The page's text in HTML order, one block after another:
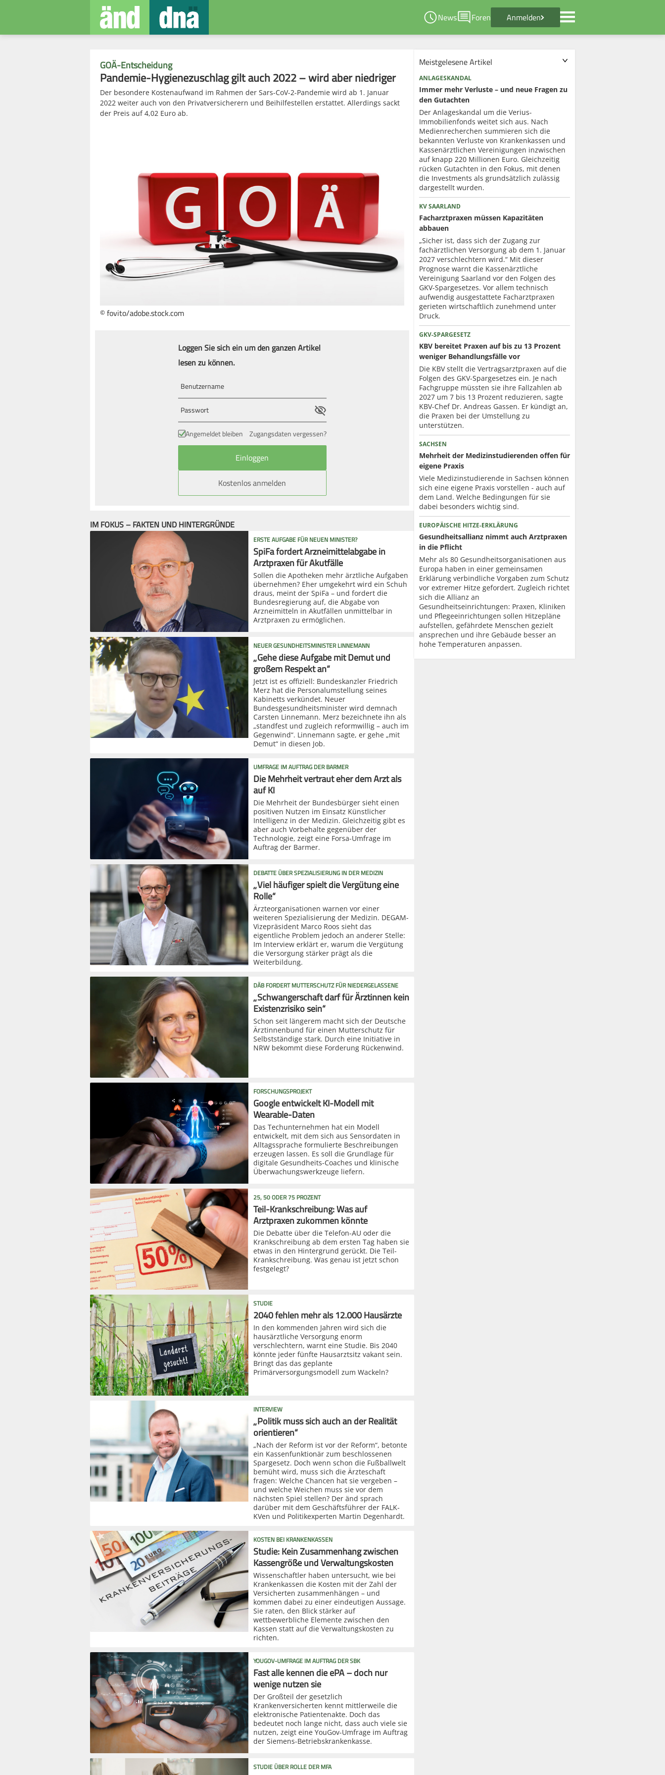
News Foren Anmelden
GOÄ-Entscheidung
Pandemie-Hygienezuschlag gilt auch 2022 – wird aber niedriger
Der besondere Kostenaufwand im Rahmen der Sars-CoV-2-Pandemie wird ab 1. Januar
2022 weiter auch von den Privatversicherern und Beihilfestellen erstattet. Allerdings sackt
der Preis auf 4,02 Euro ab.
© fovito/adobe.stock.com
Loggen Sie sich ein um den ganzen Artikel
lesen zu können.
Angemeldet bleiben Zugangsdaten vergessen?
Kostenlos anmelden
IM FOKUS – FAKTEN UND HINTERGRÜNDE
ERSTE AUFGABE FÜR NEUEN MINISTER?
SpiFa fordert Arzneimittelabgabe in
Arztpraxen für Akutfälle
Sollen die Apotheken mehr ärztliche Aufgaben
übernehmen? Eher umgekehrt wird ein Schuh
draus, meint der SpiFa – und fordert die
Bundesregierung auf, die Abgabe von
Arzneimitteln in Akutfällen unmittelbar in
Arztpraxen zu ermöglichen.
NEUER GESUNDHEITSMINISTER LINNEMANN
„Gehe diese Aufgabe mit Demut und
großem Respekt an“
Jetzt ist es offiziell: Bundeskanzler Friedrich
Merz hat die Personalumstellung seines
Kabinetts verkündet. Neuer
Bundesgesundheitsminister wird demnach
Carsten Linnemann. Merz bezeichnete ihn als
„standfest und zugleich reformwillig – auch im
Gegenwind“. Linnemann sagte, er gehe „mit
Demut“ in diesen Job.
UMFRAGE IM AUFTRAG DER BARMER
Die Mehrheit vertraut eher dem Arzt als
auf KI
Die Mehrheit der Bundesbürger sieht einen
positiven Nutzen im Einsatz Künstlicher
Intelligenz in der Medizin. Gleichzeitig gibt es
aber auch Vorbehalte gegenüber der
Technologie, zeigt eine Forsa-Umfrage im
Auftrag der Barmer.
DEBATTE ÜBER SPEZIALISIERUNG IN DER MEDIZIN
„Viel häufiger spielt die Vergütung eine
Rolle“
Ärzteorganisationen warnen vor einer
weiteren Spezialisierung der Medizin. DEGAM-
Vizepräsident Marco Roos sieht das
eigentliche Problem jedoch an anderer Stelle:
Im Interview erklärt er, warum die Vergütung
die Versorgung stärker prägt als die
Weiterbildung.
DÄB FORDERT MUTTERSCHUTZ FÜR NIEDERGELASSENE
„Schwangerschaft darf für Ärztinnen kein
Existenzrisiko sein“
Schon seit längerem macht sich der Deutsche
Ärztinnenbund für einen Mutterschutz für
Selbstständige stark. Durch eine Initiative in
NRW bekommt diese Forderung Rückenwind.
FORSCHUNGSPROJEKT
Google entwickelt KI-Modell mit
Wearable-Daten
Das Techunternehmen hat ein Modell
entwickelt, mit dem sich aus Sensordaten in
Alltagssprache formulierte Beschreibungen
erzeugen lassen. Es soll die Grundlage für
digitale Gesundheits-Coaches und klinische
Überwachungswerkzeuge liefern.
25, 50 ODER 75 PROZENT
Teil-Krankschreibung: Was auf
Arztpraxen zukommen könnte
Die Debatte über die Telefon-AU oder die
Krankschreibung ab dem ersten Tag haben sie
etwas in den Hintergrund gerückt. Die Teil-
Krankschreibung. Was genau ist jetzt schon
festgelegt?
STUDIE
2040 fehlen mehr als 12.000 Hausärzte
In den kommenden Jahren wird sich die
hausärztliche Versorgung enorm
verschlechtern, warnt eine Studie. Bis 2040
könnte jeder fünfte Hausarztsitz vakant sein.
Bringt das das geplante
Primärversorgungsmodell zum Wackeln?
INTERVIEW
„Politik muss sich auch an der Realität
orientieren“
„Nach der Reform ist vor der Reform“, betonte
ein Kassenfunktionär zum beschlossenen
Spargesetz. Doch wenn schon die Fußballwelt
bemüht wird, muss sich die Ärzteschaft
fragen: Welche Chancen hat sie vergeben –
und welche Weichen muss sie vor dem
nächsten Spiel stellen? Der änd sprach
darüber mit dem Geschäftsführer der FALK-
KVen und Politikexperten Martin Degenhardt.
KOSTEN BEI KRANKENKASSEN
Studie: Kein Zusammenhang zwischen
Kassengröße und Verwaltungskosten
Wissenschaftler haben untersucht, wie bei
Krankenkassen die Kosten mit der Zahl der
Versicherten zusammenhängen – und
kommen dabei zu einer eindeutigen Aussage.
Sie raten, den Blick stärker auf
wettbewerbliche Elemente zwischen den
Kassen statt auf die Verwaltungskosten zu
richten.
YOUGOV-UMFRAGE IM AUFTRAG DER SBK
Fast alle kennen die ePA – doch nur
wenige nutzen sie
Der Großteil der gesetzlich
Krankenversicherten kennt mittlerweile die
elektronische Patientenakte. Doch das
bedeutet noch lange nicht, dass auch viele sie
nutzen, zeigt eine YouGov-Umfrage im Auftrag
der Siemens-Betriebskrankenkasse.
STUDIE ÜBER ROLLE DER MFA
Meistgelesene Artikel
ANLAGESKANDAL
Immer mehr Verluste – und neue Fragen zu
den Gutachten
Der Anlageskandal um die Verius-
Immobilienfonds weitet sich aus. Nach
Medienrecherchen summieren sich die
bekannten Verluste von Krankenkassen und
Kassenärztlichen Vereinigungen inzwischen
auf knapp 220 Millionen Euro. Gleichzeitig
rücken Gutachten in den Fokus, mit denen
die Investments als grundsätzlich zulässig
dargestellt wurden.
KV SAARLAND
Facharztpraxen müssen Kapazitäten
abbauen
„Sicher ist, dass sich der Zugang zur
fachärztlichen Versorgung ab dem 1. Januar
2027 verschlechtern wird.“ Mit dieser
Prognose warnt die Kassenärztliche
Vereinigung Saarland vor den Folgen des
GKV-Spargesetzes. Vor allem technisch
aufwendig ausgestattete Facharztpraxen
gerieten wirtschaftlich zunehmend unter
Druck.
GKV-SPARGESETZ
KBV bereitet Praxen auf bis zu 13 Prozent
weniger Behandlungsfälle vor
Die KBV stellt die Vertragsarztpraxen auf die
Folgen des GKV-Spargesetzes ein. Je nach
Fachgruppe müssten sie ihre Fallzahlen ab
2027 um 7 bis 13 Prozent reduzieren, sagte
KBV-Chef Dr. Andreas Gassen. Er kündigt an,
die Praxen bei der Umstellung zu
unterstützen.
SACHSEN
Mehrheit der Medizinstudierenden offen für
eigene Praxis
Viele Medizinstudierende in Sachsen können
sich eine eigene Praxis vorstellen - auch auf
dem Land. Welche Bedingungen für sie
dabei besonders wichtig sind.
EUROPÄISCHE HITZE-ERKLÄRUNG
Gesundheitsallianz nimmt auch Arztpraxen
in die Pflicht
Mehr als 80 Gesundheits­organisationen aus
Europa haben in einer gemeinsamen
Erklärung verbindliche Vorgaben zum Schutz
vor extremer Hitze gefordert. Zugleich richtet
sich die Allianz an
Gesundheitseinrichtungen: Praxen, Kliniken
und Pflegeeinrichtungen sollen Hitzepläne
aufstellen, gefährdete Menschen gezielt
ansprechen und ihre Gebäude besser an
hohe Temperaturen anpassen.